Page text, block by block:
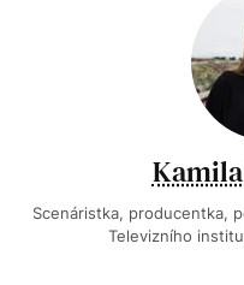
Scenáristka, producentka,
Televizního